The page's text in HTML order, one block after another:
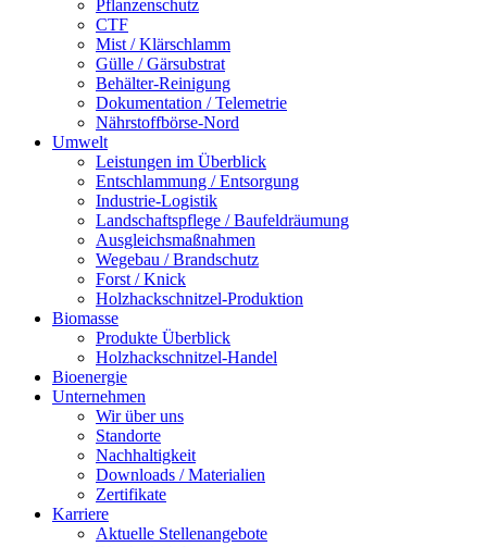
Pflanzenschutz
CTF
Mist / Klärschlamm
Gülle / Gärsubstrat
Behälter-Reinigung
Dokumentation / Telemetrie
Nährstoffbörse-Nord
Umwelt
Leistungen im Überblick
Entschlammung / Entsorgung
Industrie-Logistik
Landschaftspflege / Baufeldräumung
Ausgleichsmaßnahmen
Wegebau / Brandschutz
Forst / Knick
Holzhackschnitzel-Produktion
Biomasse
Produkte Überblick
Holzhackschnitzel-Handel
Bioenergie
Unternehmen
Wir über uns
Standorte
Nachhaltigkeit
Downloads / Materialien
Zertifikate
Karriere
Aktuelle Stellenangebote